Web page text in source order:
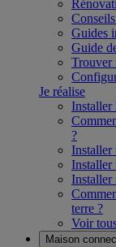
Guides
Guide
Trouver
Je réalise
Installer
?
Installer
Installer
Installer
terre ?
Voir
Maison